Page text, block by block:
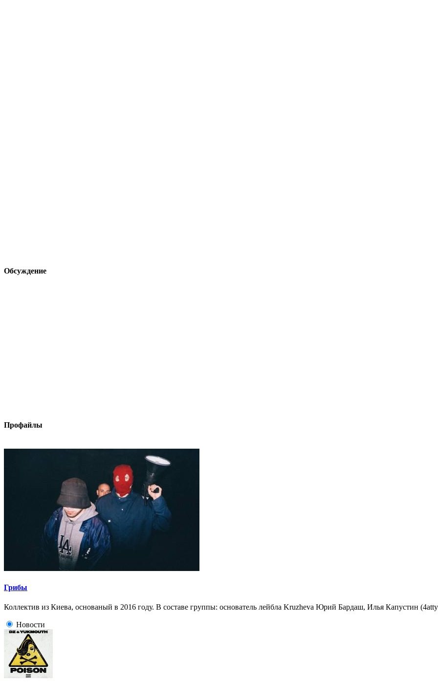
Обсуждение
Профайлы
Грибы
Коллектив из Киева, основаный в 2016 году. В составе группы: основатель лейбла Kruzheva Юрий Бардаш, Илья Капустин
Новости